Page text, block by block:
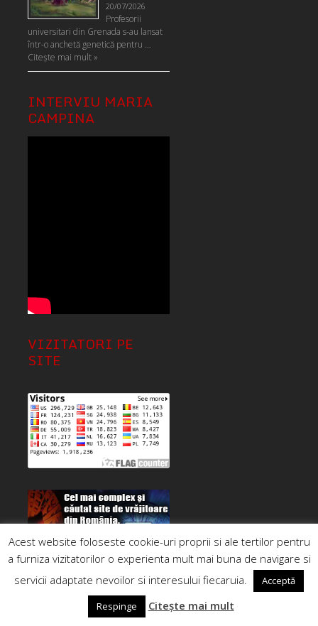
20/07/2026
Profesorii
universitari din Grenada s-au lansat
într-o anchetă genetică pentru …
Citeşte mai mult »
INTERVIU MARIA
CAMPINA
VIZITATORI PE
SITE
Acest website foloseste cookie-uri proprii si ale tertilor pentru
a furniza vizitatorilor o experienta mult mai buna de navigare si
servicii adaptate nevoilor si interesului fiecaruia.
Acceptă
Respinge
Citește mai mult